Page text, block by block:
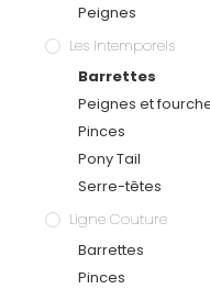
Peignes
Les Intemporels
Barrettes
Peignes et
Pinces
Pony Tail
Serre-têtes
Ligne Couture
Barrettes
Pinces